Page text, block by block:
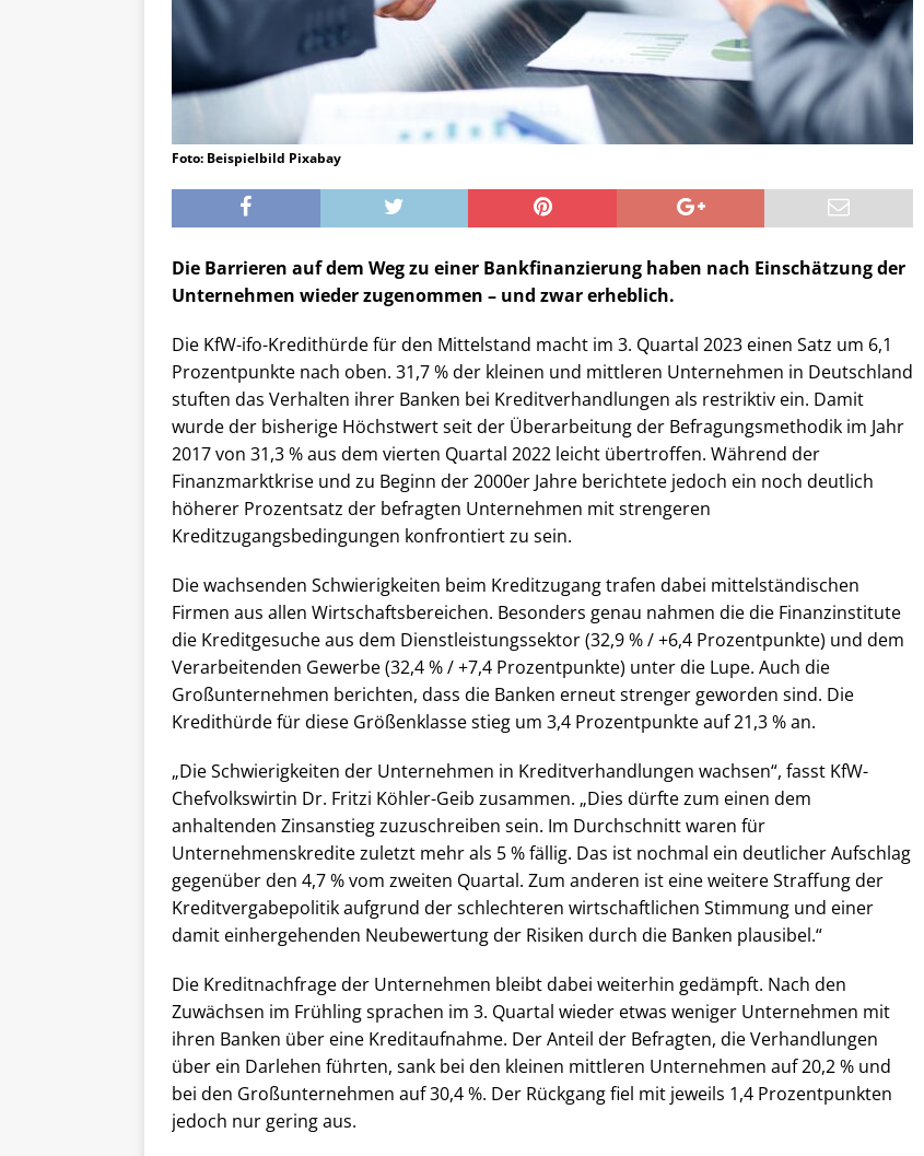
Foto: Beispielbild Pixabay
Die Barrieren auf dem Weg zu einer Bankfinanzierung haben nach Einschätzung der
Unternehmen wieder zugenommen – und zwar erheblich.
Die KfW-ifo-Kredithürde für den Mittelstand macht im 3. Quartal 2023 einen Satz um 6,1
Prozentpunkte nach oben. 31,7 % der kleinen und mittleren Unternehmen in Deutschland
stuften das Verhalten ihrer Banken bei Kreditverhandlungen als restriktiv ein. Damit
wurde der bisherige Höchstwert seit der Überarbeitung der Befragungsmethodik im Jahr
2017 von 31,3 % aus dem vierten Quartal 2022 leicht übertroffen. Während der
Finanzmarktkrise und zu Beginn der 2000er Jahre berichtete jedoch ein noch deutlich
höherer Prozentsatz der befragten Unternehmen mit strengeren
Kreditzugangsbedingungen konfrontiert zu sein.
Die wachsenden Schwierigkeiten beim Kreditzugang trafen dabei mittelständischen
Firmen aus allen Wirtschaftsbereichen. Besonders genau nahmen die die Finanzinstitute
die Kreditgesuche aus dem Dienstleistungssektor (32,9 % / +6,4 Prozentpunkte) und dem
Verarbeitenden Gewerbe (32,4 % / +7,4 Prozentpunkte) unter die Lupe. Auch die
Großunternehmen berichten, dass die Banken erneut strenger geworden sind. Die
Kredithürde für diese Größenklasse stieg um 3,4 Prozentpunkte auf 21,3 % an.
„Die Schwierigkeiten der Unternehmen in Kreditverhandlungen wachsen“, fasst KfW-
Chefvolkswirtin Dr. Fritzi Köhler-Geib zusammen. „Dies dürfte zum einen dem
anhaltenden Zinsanstieg zuzuschreiben sein. Im Durchschnitt waren für
Unternehmenskredite zuletzt mehr als 5 % fällig. Das ist nochmal ein deutlicher Aufschlag
gegenüber den 4,7 % vom zweiten Quartal. Zum anderen ist eine weitere Straffung der
Kreditvergabepolitik aufgrund der schlechteren wirtschaftlichen Stimmung und einer
damit einhergehenden Neubewertung der Risiken durch die Banken plausibel.“
Die Kreditnachfrage der Unternehmen bleibt dabei weiterhin gedämpft. Nach den
Zuwächsen im Frühling sprachen im 3. Quartal wieder etwas weniger Unternehmen mit
ihren Banken über eine Kreditaufnahme. Der Anteil der Befragten, die Verhandlungen
über ein Darlehen führten, sank bei den kleinen mittleren Unternehmen auf 20,2 % und
bei den Großunternehmen auf 30,4 %. Der Rückgang fiel mit jeweils 1,4 Prozentpunkten
jedoch nur gering aus.